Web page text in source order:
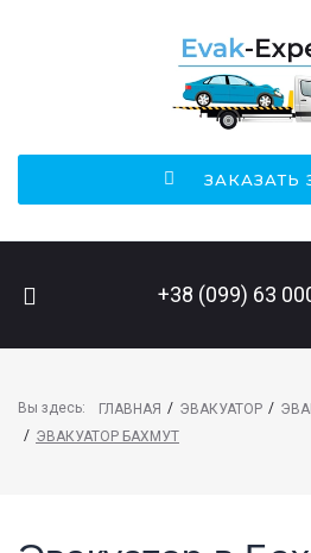
ЗАКАЗАТЬ
+38 (099) 63
Вы здесь: ГЛАВНАЯ / ЭВАКУАТОР /
/ ЭВАКУАТОР БАХМУТ
ПОИСК НА САЙТЕ